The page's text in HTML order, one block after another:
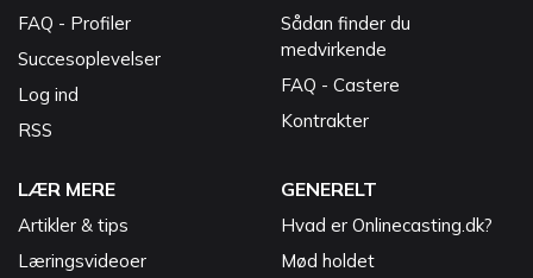
FAQ - Profiler
Succesoplevelser
Log ind
RSS
Sådan finder du
medvirkende
FAQ - Castere
Kontrakter
LÆR MERE
Artikler & tips
Læringsvideoer
GENERELT
Hvad er Onlinecasting.dk?
Mød holdet